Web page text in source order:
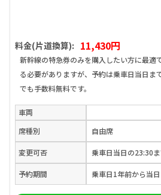
料金(片道換算): 11,430円
新幹線の特急券のみを購入したい方に最適
る必要がありますが、予約は乗車日当日ま
でも手数料無料です。
車両
席種別
自由席
変更可否 乗車日当日の23:30
予約期間 乗車日1年前から当